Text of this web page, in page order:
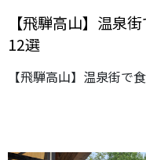
【飛騨高山】温泉
12選
【飛騨高山】温泉街で